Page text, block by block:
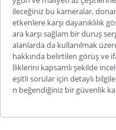
ileceğiniz bu kameralar,
etkenlere karşı dayanıklılık
ara karşı sağlam bir duruş
alanlarda da kullanılmak
hakkında belirtilen görüş ve
lliklerini kapsamlı şekilde
eşitli sorular için detaylı
n beğendiğiniz bir güvenlik